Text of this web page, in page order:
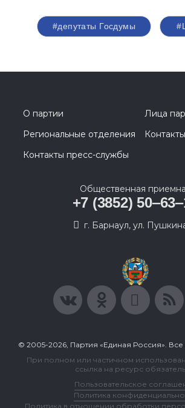
#депутаты Госдумы
О партии
Лица
Региональные отделения
Контакты пресс-службы
Общественная
+7 (3852)
г. Барнаул, ул.
© 2005-2026, Партия «Единая Россия».
При полном или частичном
ссылка на ресурс
Пользовательское
Политика
Политика в отношении обработки